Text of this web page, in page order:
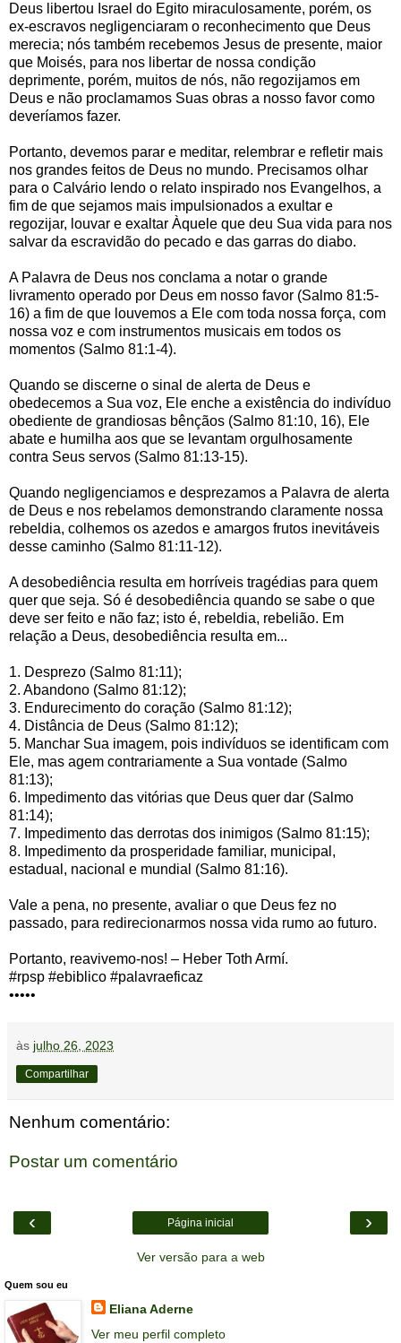
Deus libertou Israel do Egito miraculosamente, porém, os
ex-escravos negligenciaram o reconhecimento que Deus
merecia; nós também recebemos Jesus de presente, maior
que Moisés, para nos libertar de nossa condição
deprimente, porém, muitos de nós, não regozijamos em
Deus e não proclamamos Suas obras a nosso favor como
deveríamos fazer.
Portanto, devemos parar e meditar, relembrar e refletir mais
nos grandes feitos de Deus no mundo. Precisamos olhar
para o Calvário lendo o relato inspirado nos Evangelhos, a
fim de que sejamos mais impulsionados a exultar e
regozijar, louvar e exaltar Àquele que deu Sua vida para nos
salvar da escravidão do pecado e das garras do diabo.
A Palavra de Deus nos conclama a notar o grande
livramento operado por Deus em nosso favor (Salmo 81:5-
16) a fim de que louvemos a Ele com toda nossa força, com
nossa voz e com instrumentos musicais em todos os
momentos (Salmo 81:1-4).
Quando se discerne o sinal de alerta de Deus e
obedecemos a Sua voz, Ele enche a existência do indivíduo
obediente de grandiosas bênçãos (Salmo 81:10, 16), Ele
abate e humilha aos que se levantam orgulhosamente
contra Seus servos (Salmo 81:13-15).
Quando negligenciamos e desprezamos a Palavra de alerta
de Deus e nos rebelamos demonstrando claramente nossa
rebeldia, colhemos os azedos e amargos frutos inevitáveis
desse caminho (Salmo 81:11-12).
A desobediência resulta em horríveis tragédias para quem
quer que seja. Só é desobediência quando se sabe o que
deve ser feito e não faz; isto é, rebeldia, rebelião. Em
relação a Deus, desobediência resulta em...
1. Desprezo (Salmo 81:11);
2. Abandono (Salmo 81:12);
3. Endurecimento do coração (Salmo 81:12);
4. Distância de Deus (Salmo 81:12);
5. Manchar Sua imagem, pois indivíduos se identificam com
Ele, mas agem contrariamente a Sua vontade (Salmo
81:13);
6. Impedimento das vitórias que Deus quer dar (Salmo
81:14);
7. Impedimento das derrotas dos inimigos (Salmo 81:15);
8. Impedimento da prosperidade familiar, municipal,
estadual, nacional e mundial (Salmo 81:16).
Vale a pena, no presente, avaliar o que Deus fez no
passado, para redirecionarmos nossa vida rumo ao futuro.
Portanto, reavivemo-nos! – Heber Toth Armí.
#rpsp #ebiblico #palavraeficaz
•••••
às julho 26, 2023
Compartilhar
Nenhum comentário:
Postar um comentário
‹ ›
Página inicial
Ver versão para a web
Quem sou eu
Eliana Aderne
Ver meu perfil completo